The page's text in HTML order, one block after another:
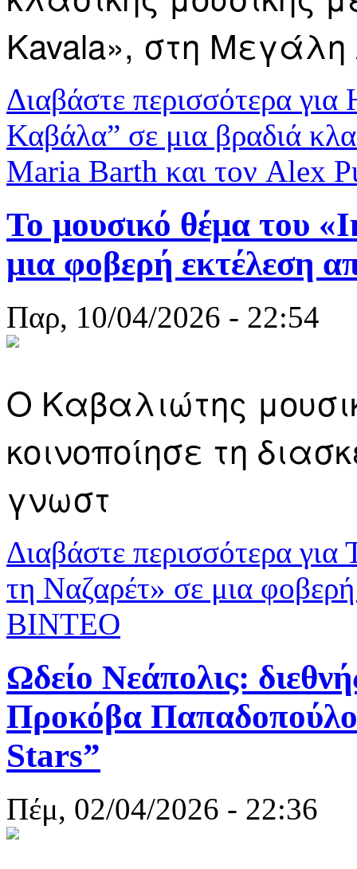
Kavala», στη
Διαβάστε περισσότερα για
Καβάλα” σε μια βραδιά
Maria Barth και τον Alex
Το μουσικό θέμα του
μια φοβερή εκτέλεση
Παρ, 10/04/2026 - 22:54
O Καβαλιώτης
κοινοποίησε τη
γνωστ
Διαβάστε περισσότερα για
τη Ναζαρέτ» σε μια
ΒΙΝΤΕΟ
Ωδείο Νεάπολις:
Προκόβα
Stars”
Πέμ, 02/04/2026 - 22:36